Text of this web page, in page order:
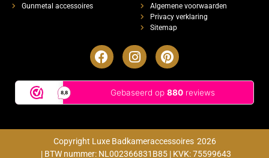
Gunmetal accessoires
Algemene voorwaarden
Privacy verklaring
Sitemap
Copyright Luxe Badkameraccessoires 2026
| BTW nummer: NL002366831B85 | KVK: 75599643